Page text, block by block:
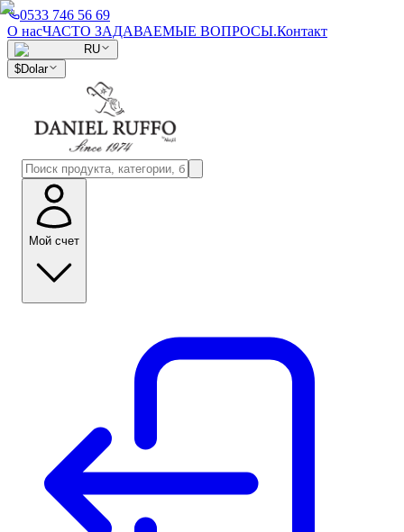
0533 746 56 69
О насЧАСТО ЗАДАВАЕМЫЕ ВОПРОСЫ.Контакт
RU
$Dolar
Мой счет